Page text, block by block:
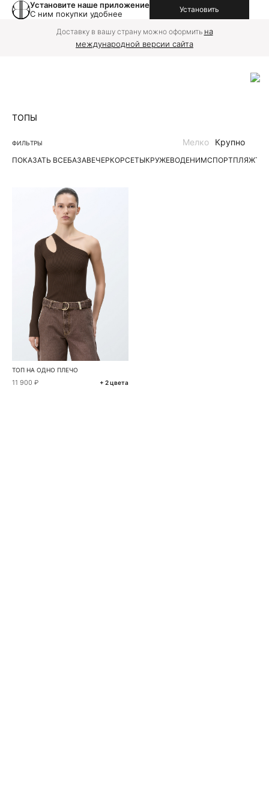
Установите наше приложение
С ним покупки удобнее
Установить
Доставку в вашу страну можно оформить на
международной версии сайта
ТОПЫ
ФИЛЬТРЫ
ПОКАЗАТЬ ВСЕБАЗАВЕЧЕРКОРСЕТЫКРУЖЕВОДЕНИМСПОРТПЛЯЖ
Мелко Крупно
ТОП НА ОДНО ПЛЕЧО
11 900 ₽ + 2 цвета